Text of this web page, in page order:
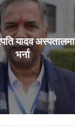
यादव अस्पतालमा
भर्ना